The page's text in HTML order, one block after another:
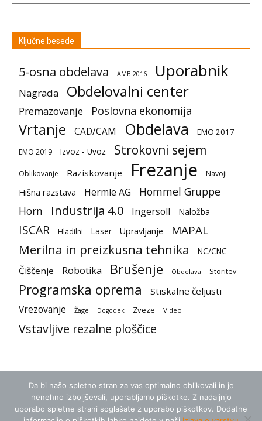
Ključne besede
5-osna obdelava AMB 2016 Uporabnik
Nagrada Obdelovalni center
Premazovanje Poslovna ekonomija
Vrtanje CAD/CAM Obdelava EMO 2017
EMO 2019 Izvoz - Uvoz Strokovni sejem
Oblikovanje Raziskovanje Frezanje Navoji
Hišna razstava Hermle AG
Hommel Gruppe
Horn
Industrija 4.0 Ingersoll Naložba
ISCAR Hladilni Laser Upravljanje MAPAL
Merilna in preizkusna tehnika NC/CNC
Čiščenje Robotika Brušenje Obdelava Storitev
Programska oprema Stiskalne čeljusti
Vrezovanje Žage Dogodek Zveze Video
Vstavljive rezalne ploščice
Da bi našo spletno stran za vas optimalno oblikovali in jo
nenehno izboljševali, uporabljamo piškotke. Z nadaljnjo
uporabo spletne strani soglašate z uporabo piškotkov. Dodatne